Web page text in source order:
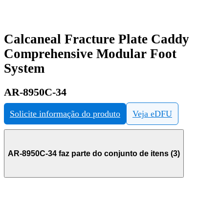
Calcaneal Fracture Plate Caddy
Comprehensive Modular Foot
System
AR-8950C-34
Solicite informação do produto Veja eDFU
AR-8950C-34 faz parte do conjunto de itens (3)